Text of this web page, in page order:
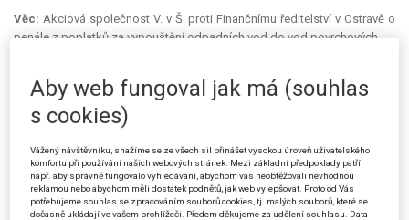
Věc: Akciová společnost V. v Š. proti Finančnímu ředitelství v Ostravě o
penále z poplatků za vypouštění odpadních vod do vod povrchových.
16. 5. 2002 předpis penále z titulu opožděné úhrady záloh na poplatky
za vypouštění odpadních vod do vod povrchových v celkové výši 31 494
Kč. Finanční ředitelství v Ostravě rozhodnutím ze dne 30. 7. 2002
Žalobce namítal, že žalovaný věc po právní stránce nesprávně
posoudil. Nesouhlasí s jeho právním názorem, podle něhož samotným
vydáním rozhodnutí o odkladu placení poplatků není žalobce zbaven
Aby web fungoval jak má (souhlas
s cookies)
Vážený návštěvníku, snažíme se ze všech sil přinášet vysokou úroveň uživatelského
komfortu při používání našich webových stránek. Mezi základní předpoklady patří
např. aby správně fungovalo vyhledávání, abychom vás neobtěžovali nevhodnou
reklamou nebo abychom měli dostatek podnětů, jak web vylepšovat. Proto od Vás
potřebujeme souhlas se zpracováním souborů cookies, tj. malých souborů, které se
dočasně ukládají ve vašem prohlížeči. Předem děkujeme za udělení souhlasu. Data